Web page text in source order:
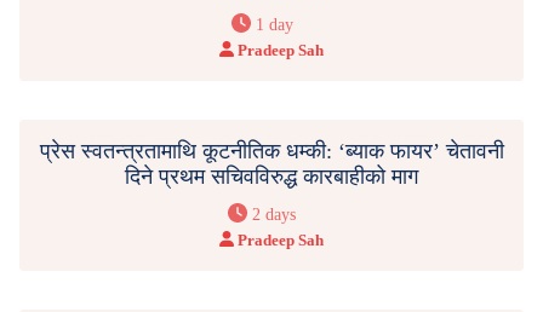
1 day
Pradeep Sah
प्रेस स्वतन्त्रतामाथि कूटनीतिक धम्की: ‘ब्याक फायर’ चेतावनी
दिने प्रथम सचिवविरुद्ध कारबाहीको माग
2 days
Pradeep Sah